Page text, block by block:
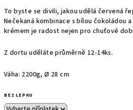
To byste se divili, jakou udělá červená
Nečekaná kombinace s bílou čokoládou
krémem je radost nejen pro chuťové
Z dortu uděláte průměrně 12-14ks.
Váha: 2200g,Ø 28 cm
BEZ LEPKU